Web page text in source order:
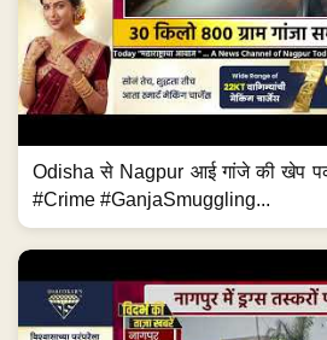
Odisha से Nagpur आई गांजे की खेप
#Crime #GanjaSmuggling...